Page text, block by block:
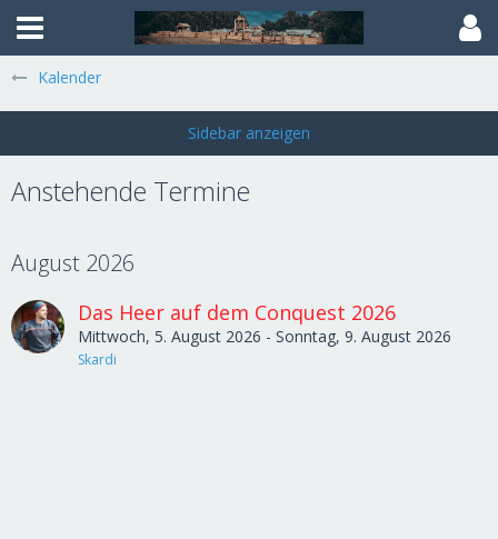
Kalender
Anstehende Termine
August 2026
Das Heer auf dem Conquest 2026
Mittwoch, 5. August 2026 - Sonntag, 9. August 2026
Skardi